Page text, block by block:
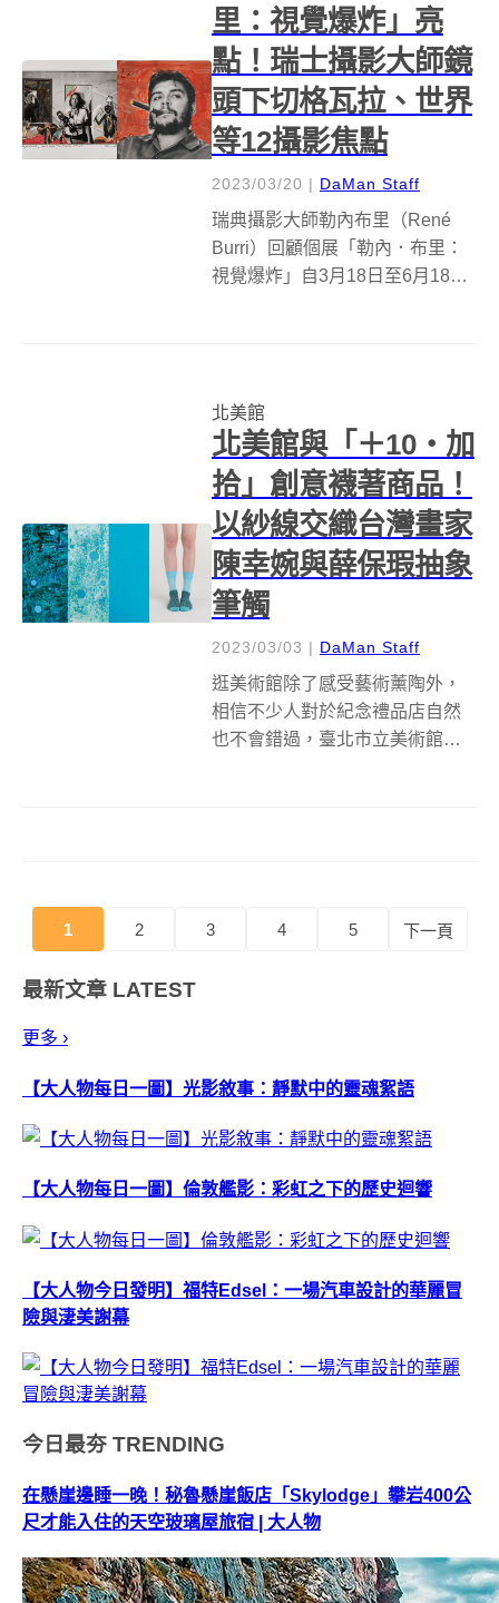
里：視覺爆炸」亮
點！瑞士攝影大師鏡
頭下切格瓦拉、世界
等12攝影焦點
2023/03/20 | DaMan Staff
瑞典攝影大師勒內布里（René
Burri）回顧個展「勒內．布里：
視覺爆炸」自3月18日至6月18日
Donnadi...
北美館
北美館與「＋10・加
拾」創意襪著商品！
以紗線交織台灣畫家
陳幸婉與薛保瑕抽象
筆觸
2023/03/03 | DaMan Staff
逛美術館除了感受藝術薰陶外，
相信不少人對於紀念禮品店自然
也不會錯過，臺北市立美術館
1
2 3 4 5 下一頁
最新文章 LATEST
更多 ›
【大人物每日一圖】光影敘事：靜默中的靈魂絮語
【大人物每日一圖】倫敦艦影：彩虹之下的歷史迴響
【大人物今日發明】福特Edsel：一場汽車設計的華麗冒
險與淒美謝幕
今日最夯 TRENDING
在懸崖邊睡一晚！秘魯懸崖飯店「Skylodge」攀岩400公
尺才能入住的天空玻璃屋旅宿 | 大人物